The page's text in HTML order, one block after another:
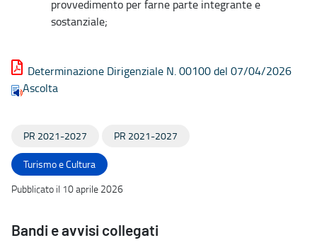
provvedimento per farne parte integrante e
sostanziale;
Determinazione Dirigenziale N. 00100 del 07/04/2026
Ascolta
PR 2021-2027 PR 2021-2027
Turismo e Cultura
Pubblicato il 10 aprile 2026
Bandi e avvisi collegati